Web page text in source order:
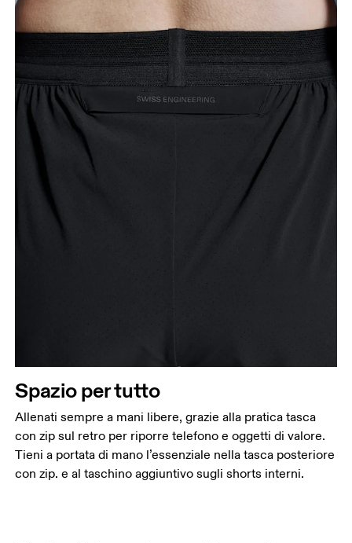
Spazio per tutto
Allenati sempre a mani libere, grazie alla pratica tasca
con zip sul retro per riporre telefono e oggetti di valore.
Tieni a portata di mano l’essenziale nella tasca posteriore
con zip. e al taschino aggiuntivo sugli shorts interni.